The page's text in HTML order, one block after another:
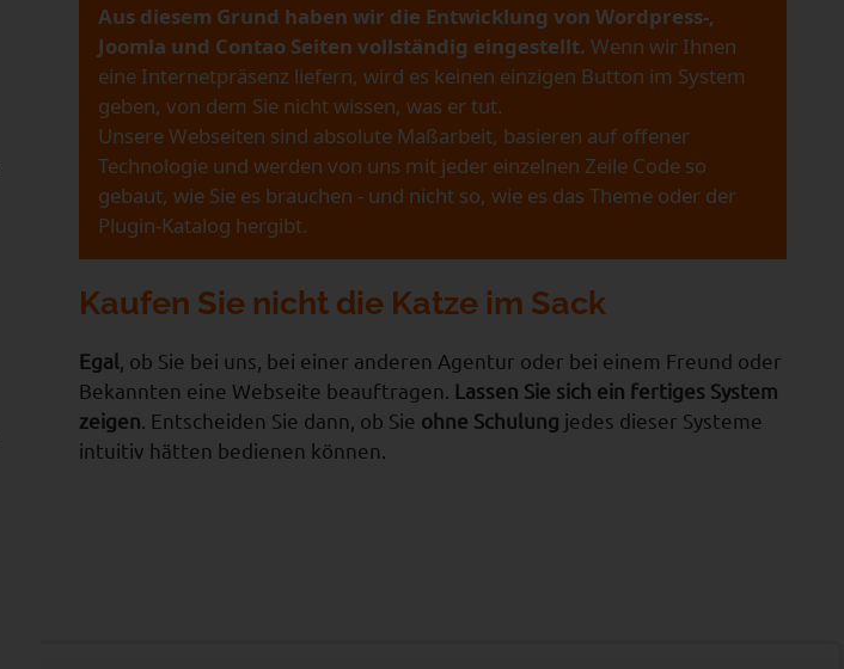
Aus diesem Grund haben wir die Entwicklung von Wordpress-,
Joomla und Contao Seiten vollständig eingestellt. Wenn wir Ihnen
eine Internetpräsenz liefern, wird es keinen einzigen Button im System
geben, von dem Sie nicht wissen, was er tut.
Unsere Webseiten sind absolute Maßarbeit, basieren auf offener
Technologie und werden von uns mit jeder einzelnen Zeile Code so
gebaut, wie Sie es brauchen - und nicht so, wie es das Theme oder der
Plugin-Katalog hergibt.
Kaufen Sie nicht die Katze im Sack
Egal , ob Sie bei uns, bei einer anderen Agentur oder bei einem Freund oder
Bekannten eine Webseite beauftragen. Lassen Sie sich ein fertiges System
zeigen . Entscheiden Sie dann, ob Sie ohne Schulung jedes dieser Systeme
intuitiv hätten bedienen können.